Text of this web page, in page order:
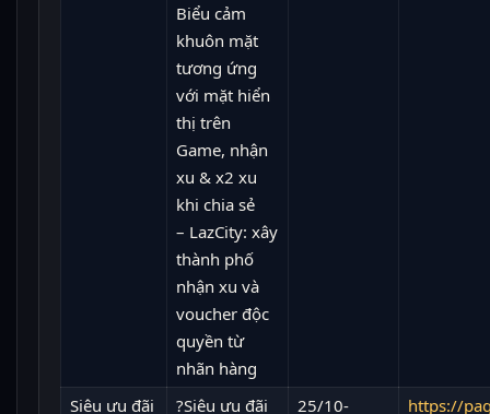
Biểu cảm
khuôn mặt
tương ứng
với mặt hiển
thị trên
Game, nhận
xu & x2 xu
khi chia sẻ
– LazCity: xây
thành phố
nhận xu và
voucher độc
quyền từ
nhãn hàng
Siêu ưu đãi ?Siêu ưu đãi 25/10- https://